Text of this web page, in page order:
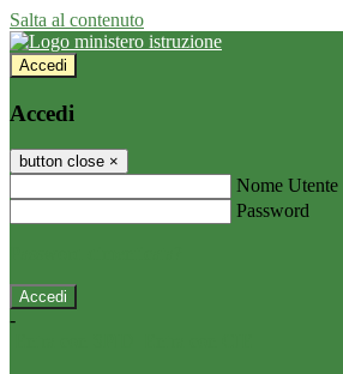
Salta al contenuto
Accedi
Accedi
button close ×
Nome Utente
Password
-